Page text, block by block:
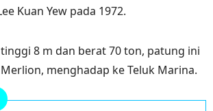
Kuan Yew pada 1972.
8 m dan berat 70 ton, patung ini
menghadap ke Teluk Marina.